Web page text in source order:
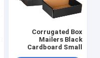
Corrugated Box
Mailers Black
Cardboard Small